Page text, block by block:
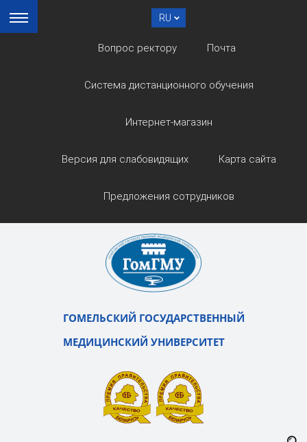
RU
Вопрос ректору Почта
Система дистанционного обучения
Интернет-магазин
Версия для слабовидящих Карта сайта
Предложения сотрудников
ГОМЕЛЬСКИЙ ГОСУДАРСТВЕННЫЙ
МЕДИЦИНСКИЙ УНИВЕРСИТЕТ